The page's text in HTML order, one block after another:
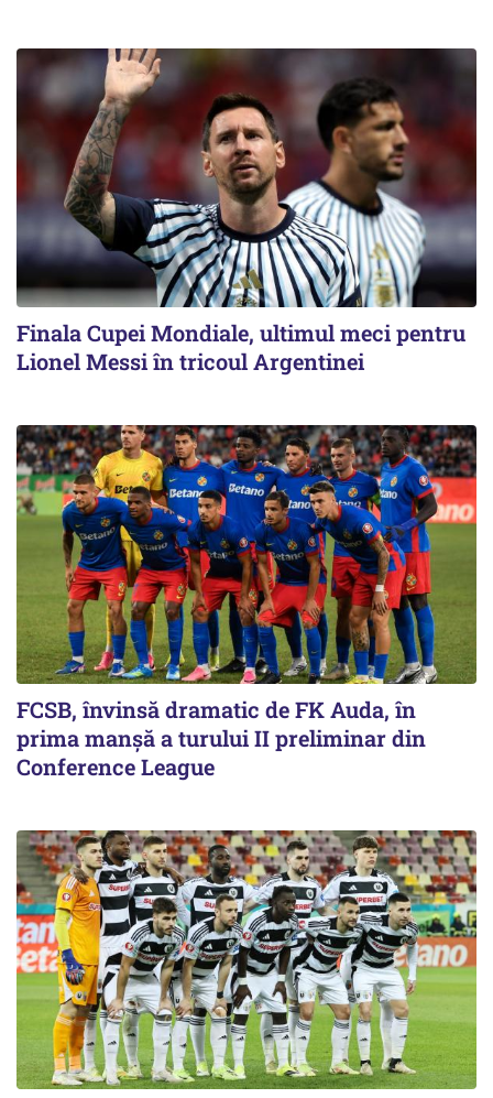
Finala Cupei Mondiale, ultimul meci pentru
Lionel Messi în tricoul Argentinei
FCSB, învinsă dramatic de FK Auda, în
prima manșă a turului II preliminar din
Conference League